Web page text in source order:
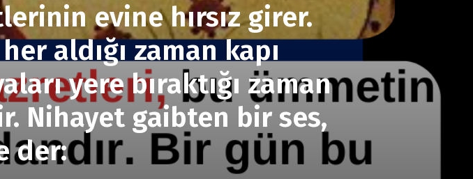
evine hırsız girer.
aldığı zaman kapı
yere bıraktığı zaman
Nihayet gaibten bir ses,
der: